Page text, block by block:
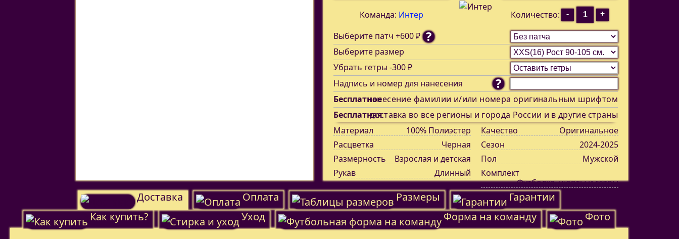
Команда: Интер Количество: - +
?
Выберите патч +600 ₽
Выберите размер
Убрать гетры -300 ₽
Надпись и номер для нанесения
?
Бесплатноенанесение фамилии и/или номера оригинальным шрифтом
Бесплатнаядоставка во все регионы и города России и в другие страны
Материал
100% Полиэстер Качество
Оригинальное
Расцветка
Черная Сезон
2024-2025
Размерность
Взрослая и детская Пол
Мужской
Рукав
Длинный
Комплект
Футболка, шорты и гетры
Доставка Оплата Размеры
Гарантии
Как купить?
Уход Форма на команду Фото